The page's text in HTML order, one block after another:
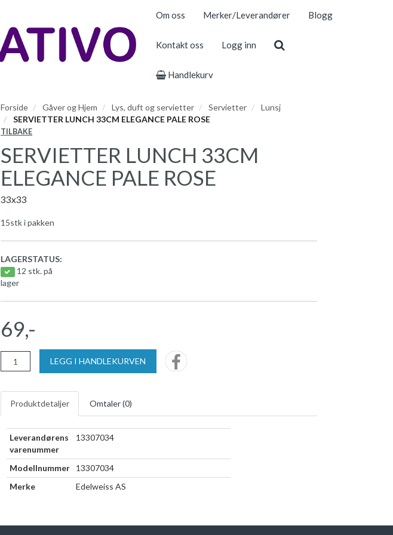
Om oss Merker/Leverandører Blogg
Kontakt oss Logg inn
Handlekurv
Forside Gåver og Hjem Lys, duft og servietter Servietter
Lunsj
SERVIETTER LUNCH 33CM ELEGANCE PALE ROSE
TILBAKE
SERVIETTER LUNCH 33CM
ELEGANCE PALE ROSE
33x33
15stk i pakken
LAGERSTATUS:
12 stk. på
lager
69,-
LEGG I HANDLEKURVEN
Produktdetaljer Omtaler (0)
Leverandørens
varenummer
13307034
Modellnummer
13307034
Merke
Edelweiss AS